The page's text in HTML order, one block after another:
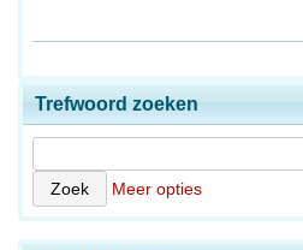
Trefwoord zoeken
Meer opties